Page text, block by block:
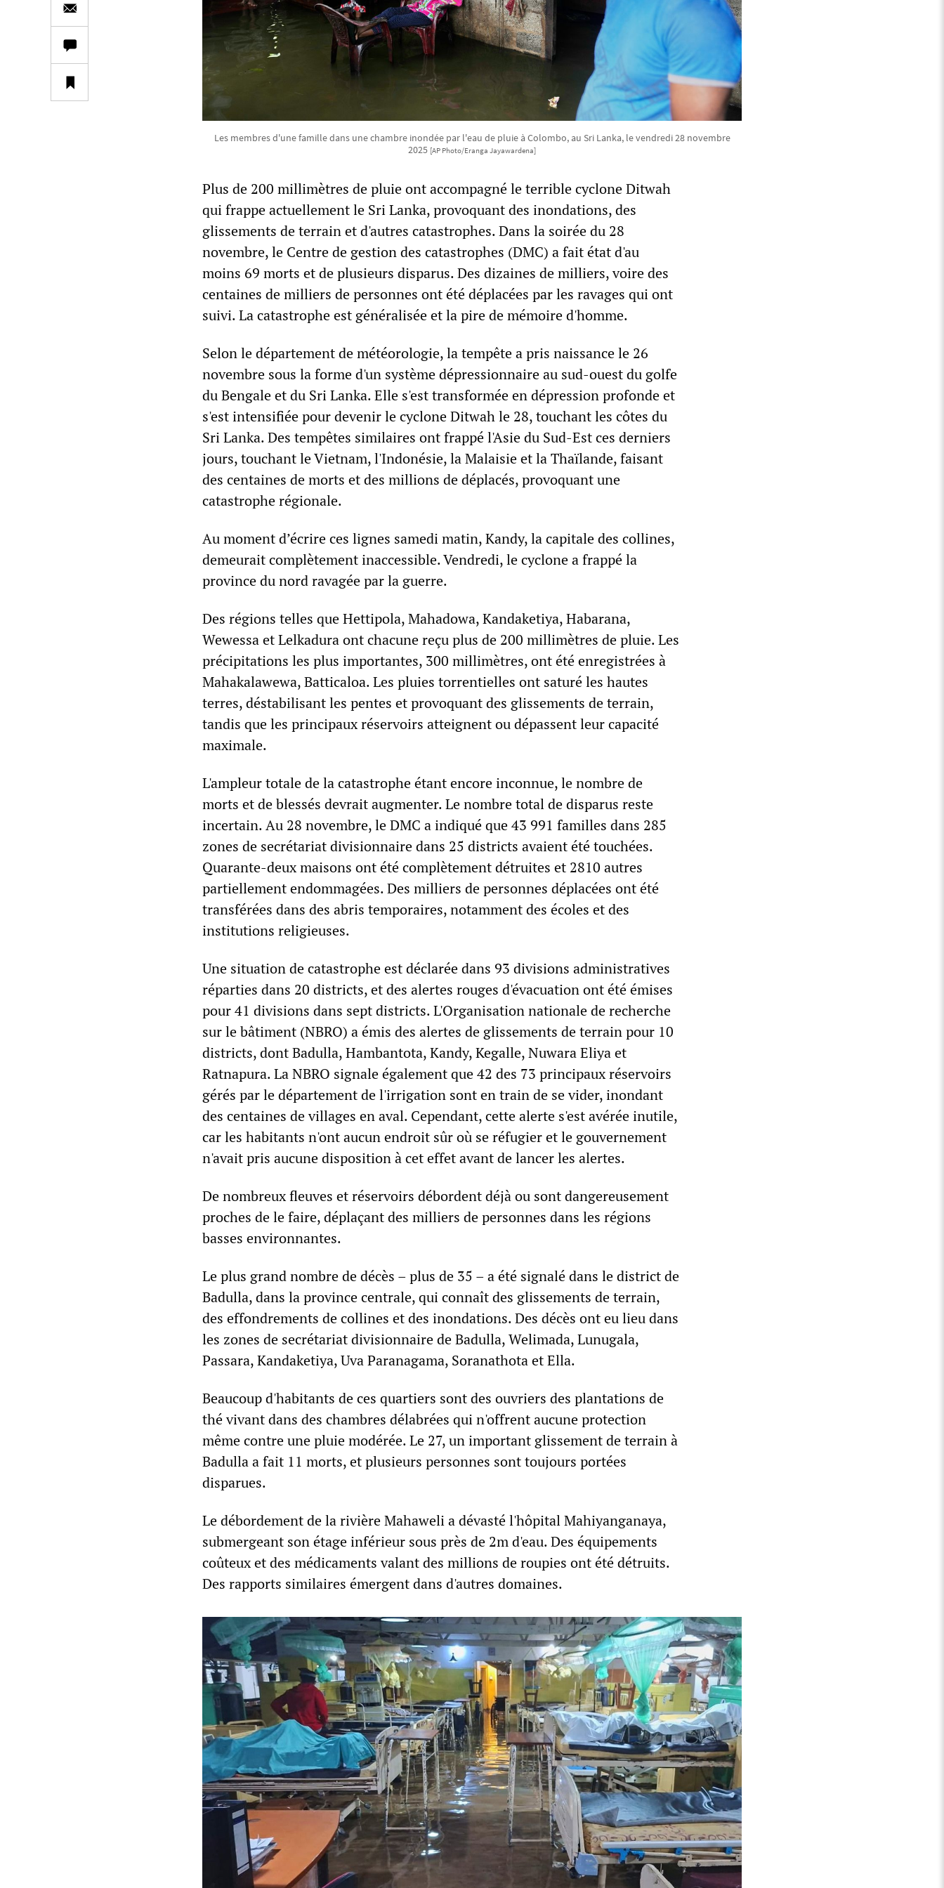
Les membres d'une famille dans une chambre inondée par l'eau de pluie à Colombo, au Sri Lanka, le vendredi 28 novembre
2025 [AP Photo/Eranga Jayawardena]
Plus de 200 millimètres de pluie ont accompagné le terrible cyclone Ditwah
qui frappe actuellement le Sri Lanka, provoquant des inondations, des
glissements de terrain et d'autres catastrophes. Dans la soirée du 28
novembre, le Centre de gestion des catastrophes (DMC) a fait état d'au
moins 69 morts et de plusieurs disparus. Des dizaines de milliers, voire des
centaines de milliers de personnes ont été déplacées par les ravages qui ont
suivi. La catastrophe est généralisée et la pire de mémoire d'homme.
Selon le département de météorologie, la tempête a pris naissance le 26
novembre sous la forme d'un système dépressionnaire au sud-ouest du golfe
du Bengale et du Sri Lanka. Elle s'est transformée en dépression profonde et
s'est intensifiée pour devenir le cyclone Ditwah le 28, touchant les côtes du
Sri Lanka. Des tempêtes similaires ont frappé l'Asie du Sud-Est ces derniers
jours, touchant le Vietnam, l'Indonésie, la Malaisie et la Thaïlande, faisant
des centaines de morts et des millions de déplacés, provoquant une
catastrophe régionale.
Au moment d’écrire ces lignes samedi matin, Kandy, la capitale des collines,
demeurait complètement inaccessible. Vendredi, le cyclone a frappé la
province du nord ravagée par la guerre.
Des régions telles que Hettipola, Mahadowa, Kandaketiya, Habarana,
Wewessa et Lelkadura ont chacune reçu plus de 200 millimètres de pluie. Les
précipitations les plus importantes, 300 millimètres, ont été enregistrées à
Mahakalawewa, Batticaloa. Les pluies torrentielles ont saturé les hautes
terres, déstabilisant les pentes et provoquant des glissements de terrain,
tandis que les principaux réservoirs atteignent ou dépassent leur capacité
maximale.
L'ampleur totale de la catastrophe étant encore inconnue, le nombre de
morts et de blessés devrait augmenter. Le nombre total de disparus reste
incertain. Au 28 novembre, le DMC a indiqué que 43 991 familles dans 285
zones de secrétariat divisionnaire dans 25 districts avaient été touchées.
Quarante-deux maisons ont été complètement détruites et 2810 autres
partiellement endommagées. Des milliers de personnes déplacées ont été
transférées dans des abris temporaires, notamment des écoles et des
institutions religieuses.
Une situation de catastrophe est déclarée dans 93 divisions administratives
réparties dans 20 districts, et des alertes rouges d'évacuation ont été émises
pour 41 divisions dans sept districts. L'Organisation nationale de recherche
sur le bâtiment (NBRO) a émis des alertes de glissements de terrain pour 10
districts, dont Badulla, Hambantota, Kandy, Kegalle, Nuwara Eliya et
Ratnapura. La NBRO signale également que 42 des 73 principaux réservoirs
gérés par le département de l'irrigation sont en train de se vider, inondant
des centaines de villages en aval. Cependant, cette alerte s'est avérée inutile,
car les habitants n'ont aucun endroit sûr où se réfugier et le gouvernement
n'avait pris aucune disposition à cet effet avant de lancer les alertes.
De nombreux fleuves et réservoirs débordent déjà ou sont dangereusement
proches de le faire, déplaçant des milliers de personnes dans les régions
basses environnantes.
Le plus grand nombre de décès – plus de 35 – a été signalé dans le district de
Badulla, dans la province centrale, qui connaît des glissements de terrain,
des effondrements de collines et des inondations. Des décès ont eu lieu dans
les zones de secrétariat divisionnaire de Badulla, Welimada, Lunugala,
Passara, Kandaketiya, Uva Paranagama, Soranathota et Ella.
Beaucoup d'habitants de ces quartiers sont des ouvriers des plantations de
thé vivant dans des chambres délabrées qui n'offrent aucune protection
même contre une pluie modérée. Le 27, un important glissement de terrain à
Badulla a fait 11 morts, et plusieurs personnes sont toujours portées
disparues.
Le débordement de la rivière Mahaweli a dévasté l'hôpital Mahiyanganaya,
submergeant son étage inférieur sous près de 2m d'eau. Des équipements
coûteux et des médicaments valant des millions de roupies ont été détruits.
Des rapports similaires émergent dans d'autres domaines.